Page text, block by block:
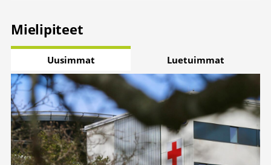
Mielipiteet
Uusimmat Luetuimmat